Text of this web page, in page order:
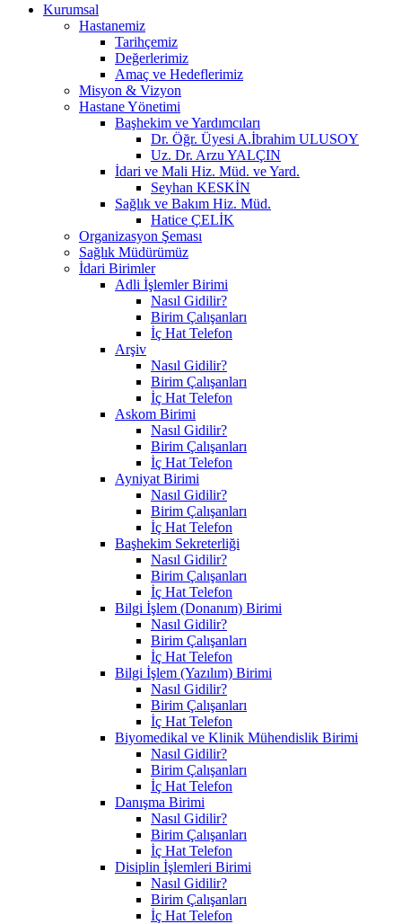
Kurumsal
Hastanemiz
Tarihçemiz
Değerlerimiz
Amaç ve Hedeflerimiz
Misyon & Vizyon
Hastane Yönetimi
Başhekim ve Yardımcıları
Dr. Öğr. Üyesi A.İbrahim ULUSOY
Uz. Dr. Arzu YALÇIN
İdari ve Mali Hiz. Müd. ve Yard.
Seyhan KESKİN
Sağlık ve Bakım Hiz. Müd.
Hatice ÇELİK
Organizasyon Şeması
Sağlık Müdürümüz
İdari Birimler
Adli İşlemler Birimi
Nasıl Gidilir?
Birim Çalışanları
İç Hat Telefon
Arşiv
Nasıl Gidilir?
Birim Çalışanları
İç Hat Telefon
Askom Birimi
Nasıl Gidilir?
Birim Çalışanları
İç Hat Telefon
Ayniyat Birimi
Nasıl Gidilir?
Birim Çalışanları
İç Hat Telefon
Başhekim Sekreterliği
Nasıl Gidilir?
Birim Çalışanları
İç Hat Telefon
Bilgi İşlem (Donanım) Birimi
Nasıl Gidilir?
Birim Çalışanları
İç Hat Telefon
Bilgi İşlem (Yazılım) Birimi
Nasıl Gidilir?
Birim Çalışanları
İç Hat Telefon
Biyomedikal ve Klinik Mühendislik Birimi
Nasıl Gidilir?
Birim Çalışanları
İç Hat Telefon
Danışma Birimi
Nasıl Gidilir?
Birim Çalışanları
İç Hat Telefon
Disiplin İşlemleri Birimi
Nasıl Gidilir?
Birim Çalışanları
İç Hat Telefon